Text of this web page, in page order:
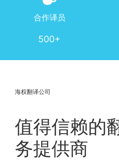
合作译员
500+
海权翻译公司
值得信赖的
务提供商